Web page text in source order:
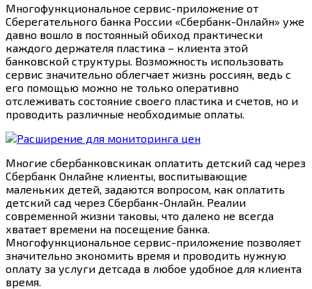
Многофункциональное сервис-приложение от
Сберегательного банка России «Сбербанк-Онлайн» уже
давно вошло в постоянный обиход практически
каждого держателя пластика – клиента этой
банковской структуры. Возможность использовать
сервис значительно облегчает жизнь россиян, ведь с
его помощью можно не только оперативно
отслеживать состояние своего пластика и счетов, но и
проводить различные необходимые оплаты.
Многие сбербанковскикак оплатить детский сад через
Сбербанк Онлайне клиенты, воспитывающие
маленьких детей, задаются вопросом, как оплатить
детский сад через Сбербанк-Онлайн. Реалии
современной жизни таковы, что далеко не всегда
хватает времени на посещение банка.
Многофункциональное сервис-приложение позволяет
значительно экономить время и проводить нужную
оплату за услуги детсада в любое удобное для клиента
время.